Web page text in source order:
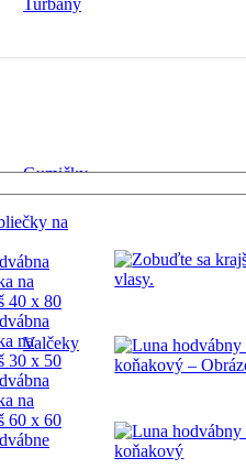
Turbany
Gumičky
Valčeky
na
na
40 x 80
na
30 x 50
na
60 x 60